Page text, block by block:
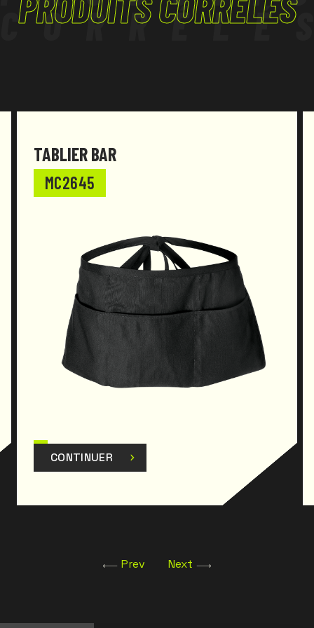
TABLIER BAR
MC2645
CONTINUER
Prev Next